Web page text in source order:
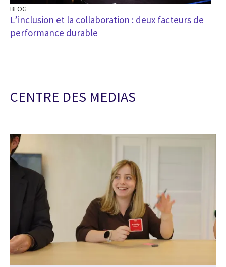
BLOG
L’inclusion et la collaboration : deux facteurs de
performance durable
CENTRE DES MEDIAS